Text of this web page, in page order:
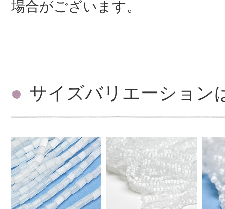
場合がございます。
サイズバリエーション